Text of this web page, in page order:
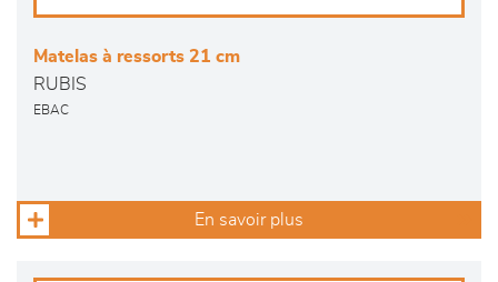
Matelas à ressorts 21 cm
RUBIS
EBAC
En savoir plus